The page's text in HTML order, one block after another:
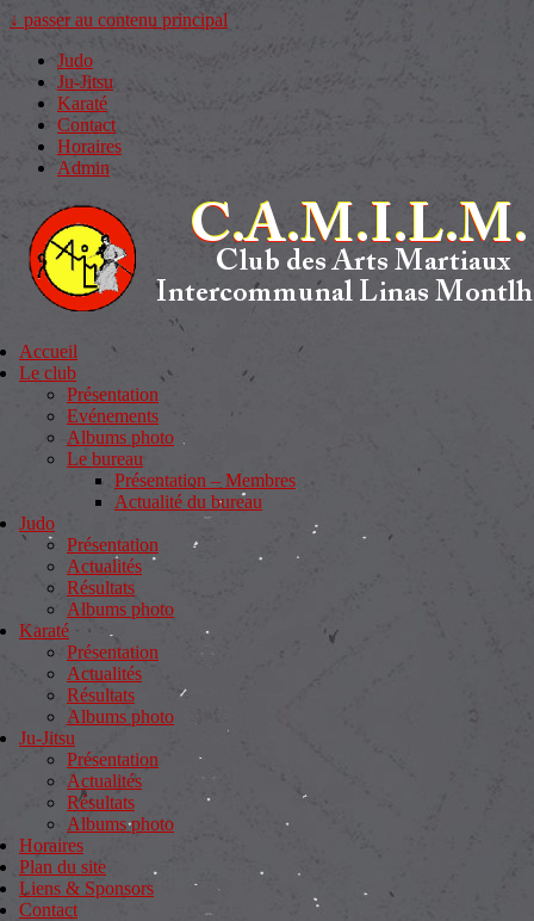
↓ passer au contenu principal
Judo
Ju-Jitsu
Karaté
Contact
Horaires
Admin
Accueil
Le club
Présentation
Evénements
Albums photo
Le bureau
Présentation – Membres
Actualité du bureau
Judo
Présentation
Actualités
Résultats
Albums photo
Karaté
Présentation
Actualités
Résultats
Albums photo
Ju-Jitsu
Présentation
Actualités
Résultats
Albums photo
Horaires
Plan du site
Liens & Sponsors
Contact